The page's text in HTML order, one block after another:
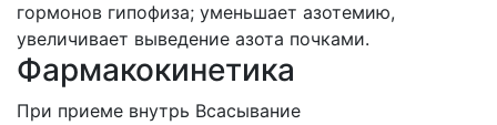
гормонов гипофиза; уменьшает азотемию,
увеличивает выведение азота почками.
Фармакокинетика
При приеме внутрь Всасывание